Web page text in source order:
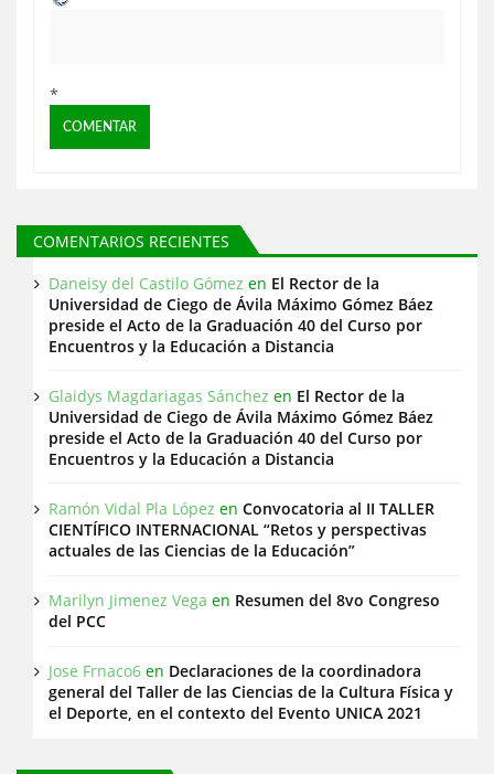
*
COMENTARIOS RECIENTES
Daneisy del Castilo Gómez en El Rector de la
Universidad de Ciego de Ávila Máximo Gómez Báez
preside el Acto de la Graduación 40 del Curso por
Encuentros y la Educación a Distancia
Glaidys Magdariagas Sánchez en El Rector de la
Universidad de Ciego de Ávila Máximo Gómez Báez
preside el Acto de la Graduación 40 del Curso por
Encuentros y la Educación a Distancia
Ramón Vidal Pla López en Convocatoria al II TALLER
CIENTÍFICO INTERNACIONAL “Retos y perspectivas
actuales de las Ciencias de la Educación”
Marilyn Jimenez Vega en Resumen del 8vo Congreso
del PCC
Jose Frnaco6 en Declaraciones de la coordinadora
general del Taller de las Ciencias de la Cultura Física y
el Deporte, en el contexto del Evento UNICA 2021